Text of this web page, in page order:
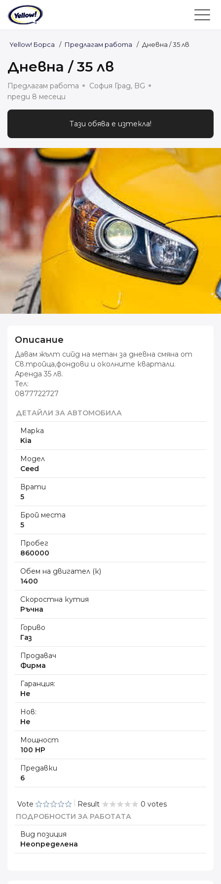
Yellow! Борса / Предлагам работа / Дневна / 35 лв
Дневна / 35 лв
Предлагам работа
София Град, BG
преди 8 месеци
Тази обява е изтекла!
Описание
Давам жълт сийд на метан за дневна смяна от
Св.тройца,фондови и околните квартали.
Аренда 35 лв.
Тел:
0877722727
ДЕТАЙЛИ ЗА АВТОМОБИЛА
Марка
Kia
Модел
Ceed
Врати
5
Брой места
5
Пробег
860000
Обем на двигател (к)
1400
Скоростна кутия
Ръчна
Гориво
Газ
Продавач
Фирма
Гаранция:
Не
Нов:
Не
Мощност
100 HP
Предавки
6
Vote Result
0 votes
ПОДРОБНОСТИ ЗА РАБОТАТА
Вид позиция
Неопределена